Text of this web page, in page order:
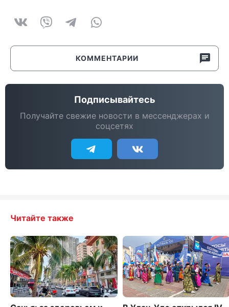
КОММЕНТАРИИ
Подписывайтесь
Получайте свежие новости в мессенджерах и
соцсетях
Читайте также